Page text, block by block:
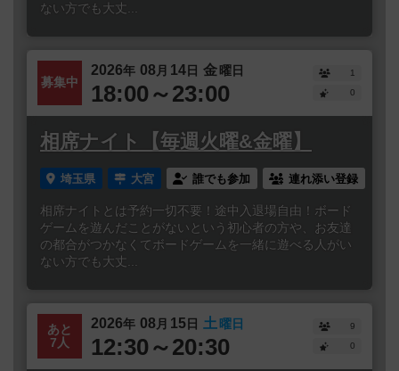
ない方でも大丈...
募集中
2026年 08 月 14日 金曜日
18:00～23:00
1
0
相席ナイト【毎週火曜&金曜】
埼玉県 大宮 誰でも参加 連れ添い登録
相席ナイトとは予約一切不要！途中入退場自由！ボード
ゲームを遊んだことがないという初心者の方や、お友達
の都合がつかなくてボードゲームを一緒に遊べる人がい
ない方でも大丈...
あと
7人
2026年 08 月 15日 土曜日
12:30～20:30
9
0